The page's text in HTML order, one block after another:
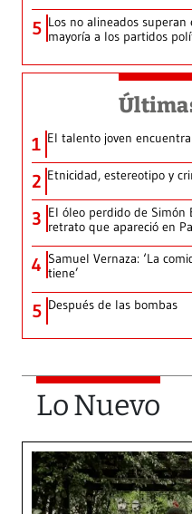
5 Los no alineados
mayoría a los partidos
1 El talento joven
2 Etnicidad, estereotipo y
3 El óleo perdido de Simón
retrato que apareció en
4 Samuel Vernaza: ‘La
tiene’
5 Después de las bombas
Lo Nuevo